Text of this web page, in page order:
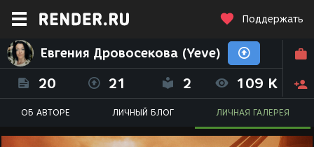
Поддержать
Евгения Дровосекова (Yeve)
20 21 2 109 K
ОБ АВТОРЕ ЛИЧНЫЙ БЛОГ ЛИЧНАЯ ГАЛЕРЕЯ